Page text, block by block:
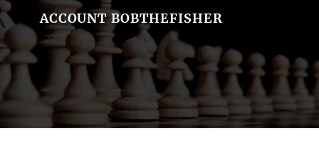
ACCOUNT BOBTHEFISHER